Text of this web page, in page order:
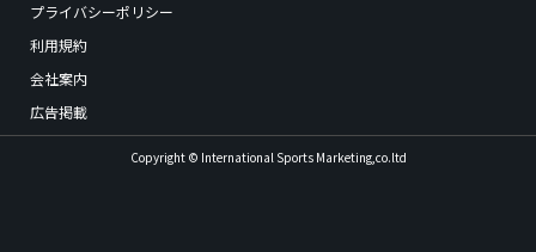
プライバシーポリシー
利用規約
会社案内
広告掲載
Copyright © International Sports Marketing,co.ltd